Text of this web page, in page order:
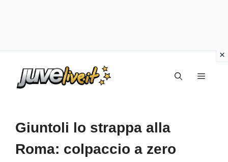
Menu
Giuntoli lo strappa alla
Roma: colpaccio a zero